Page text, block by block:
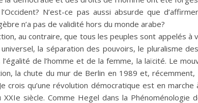
N’est-ce pas aussi absurde que
n’a pas de validité hors du monde arabe?
au contraire, que tous les peuples sont appelés
la séparation des pouvoirs, le pluralisme
l’égalité de l’homme et de la femme, la laïcité. Le
la chute du mur de Berlin en 1989 et,
crois qu’une révolution démocratique est en
XXIe siècle. Comme Hegel dans la Phénoménologie